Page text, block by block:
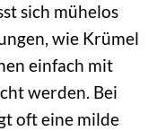
sich mühelos
wie Krümel
einfach mit
werden. Bei
oft eine milde